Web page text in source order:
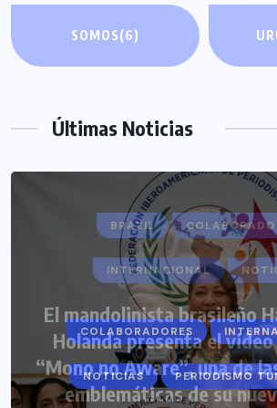
SOMOS(6)
Últimas Noticias
COLABORADORES
NOTICIAS PERIODISMO